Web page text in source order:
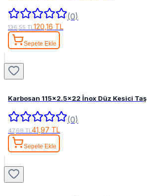
(0)
136,55 TL120,16 TL
Sepete Ekle
Karbosan 115x2.5x22 İnox Düz Kesici Taş
(0)
47,69 TL41,97 TL
Sepete Ekle